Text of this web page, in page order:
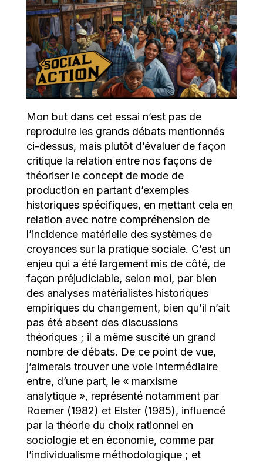
Mon but dans cet essai n’est pas de
reproduire les grands débats mentionnés
ci-dessus, mais plutôt d’évaluer de façon
critique la relation entre nos façons de
théoriser le concept de mode de
production en partant d’exemples
historiques spécifiques, en mettant cela en
relation avec notre compréhension de
l’incidence matérielle des systèmes de
croyances sur la pratique sociale. C’est un
enjeu qui a été largement mis de côté, de
façon préjudiciable, selon moi, par bien
des analyses matérialistes historiques
empiriques du changement, bien qu’il n’ait
pas été absent des discussions
théoriques ; il a même suscité un grand
nombre de débats. De ce point de vue,
j’aimerais trouver une voie intermédiaire
entre, d’une part, le « marxisme
analytique », représenté notamment par
Roemer (1982) et Elster (1985), influencé
par la théorie du choix rationnel en
sociologie et en économie, comme par
l’individualisme méthodologique ; et